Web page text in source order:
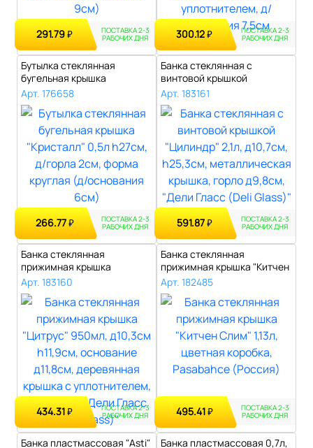
291.79₽ ПОСТАВКА 2-3
РАБОЧИХ ДНЯ 300.12₽ ПОСТАВКА 2-3
РАБОЧИХ ДНЯ
Бутылка стеклянная
бугельная крышка
"Кристалл" 0,5л h27..
Арт. 176658
266.77₽ ПОСТАВКА 2-3
РАБОЧИХ ДНЯ
Банка стеклянная с
винтовой крышкой
"Цилиндр" 2,1л, д10..
Арт. 183161
591.87₽ ПОСТАВКА 2-3
РАБОЧИХ ДНЯ
Банка стеклянная
прижимная крышка
"Цитрус" 950мл, д10,3..
Арт. 183160
434.31₽ ПОСТАВКА 2-3
РАБОЧИХ ДНЯ
Банка стеклянная
прижимная крышка "Китчен
Слим" 1,13л, ..
Арт. 182485
495.41₽ ПОСТАВКА 2-3
РАБОЧИХ ДНЯ
Банка пластмассовая "Asti" Банка пластмассовая 0,7л,